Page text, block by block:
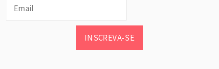
INSCREVA-SE